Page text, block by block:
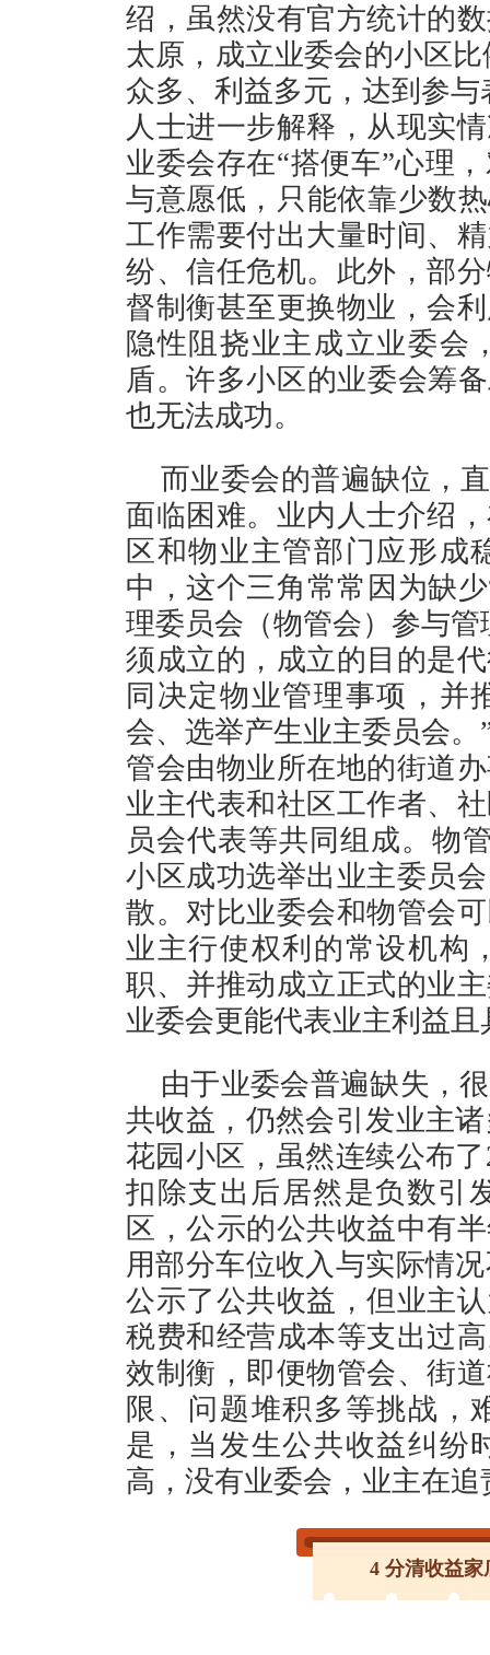
绍，虽然没有官方统计的
太原，成立业委会的小区
众多、利益多元，达到参
人士进一步解释，从现实
业委会存在“搭便车”心理
与意愿低，只能依靠少数
工作需要付出大量时间、
纷、信任危机。此外，部
督制衡甚至更换物业，会
隐性阻挠业主成立业委会
盾。许多小区的业委会筹
也无法成功。
而业委会的普遍缺位，
面临困难。业内人士介绍
区和物业主管部门应形成
中，这个三角常常因为缺
理委员会（物管会）参与
须成立的，成立的目的是
同决定物业管理事项，并
会、选举产生业主委员会
管会由物业所在地的街道
业主代表和社区工作者、
员会代表等共同组成。物
小区成功选举出业主委员
散。对比业委会和物管会
业主行使权利的常设机构
职、并推动成立正式的业
业委会更能代表业主利
由于业委会普遍缺失，
共收益，仍然会引发业主
花园小区，虽然连续公布
扣除支出后居然是负数引
区，公示的公共收益中有
用部分车位收入与实际情
公示了公共收益，但业主
税费和经营成本等支出过
效制衡，即便物管会、街
限、问题堆积多等挑战，
是，当发生公共收益纠纷
高，没有业委会，业主
4 分清收益